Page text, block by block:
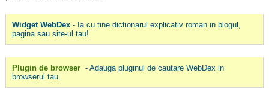
Widget WebDex- Ia cu tine dictionarul explicativ roman in blogul,
pagina sau site-ul tau!
Plugin de browser - Adauga pluginul de cautare WebDex in
browserul tau.